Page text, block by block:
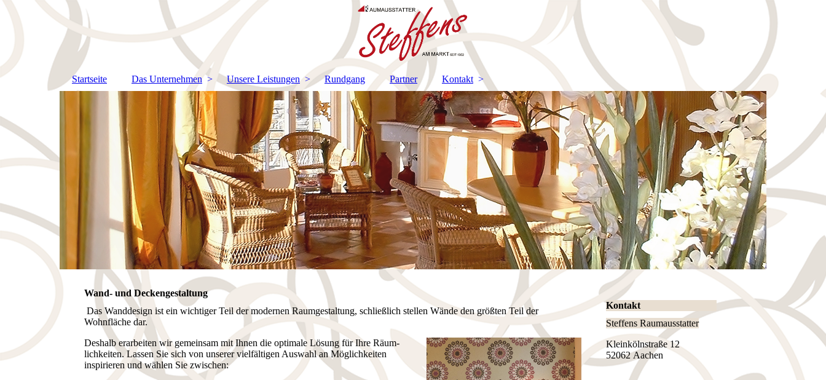
Startseite Das Unternehmen Unsere Leistungen Rundgang Partner Kontakt
Wand- und Deckengestaltung
Das Wanddesign ist ein wichtiger Teil der mo­der­nen Raumgestaltung, schließlich stellen Wände den größten Teil der
Wohnfläche dar.
Deshalb erarbeiten wir ge­mein­sam mit Ihnen die op­ti­ma­le Lösung für Ihre Räum­
lichkei­­ten. Lassen Sie sich von unserer vielfältigen Auswahl an Mög­lich­kei­ten
inspirieren und wählen Sie zwischen:
Kontakt
Steffens Raumausstatter
Kleinkölnstraße 12
52062 Aachen